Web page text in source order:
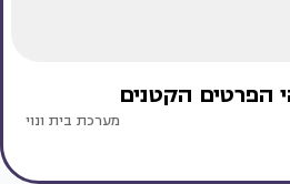
הפרטים הקטנים
מערכת בית ונוי